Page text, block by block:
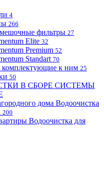
4
266
фильтры 27
Elite 32
Premium 52
Standart 70
к ним 25
50
СИСТЕМЫ
Водоочистка
200
Водоочистка для